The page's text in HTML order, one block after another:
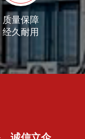
质量保障
经久耐用